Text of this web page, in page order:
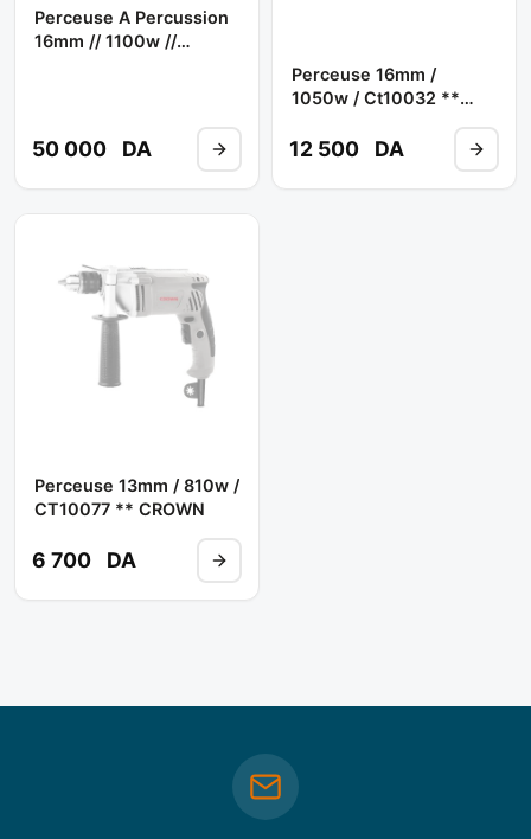
Perceuse A Percussion
16mm // 1100w //
50 000 DA
Perceuse 16mm /
1050w / Ct10032 **
12 500 DA
Perceuse 13mm / 810w /
CT10077 ** CROWN
6 700 DA